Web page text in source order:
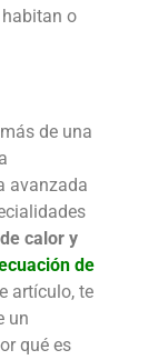
o
de una
avanzada
calor y
de
artículo, te
un
qué es